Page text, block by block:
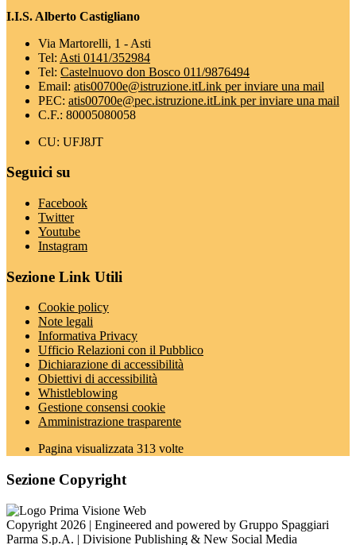
I.I.S. Alberto Castigliano
Via Martorelli, 1 - Asti
Tel: Asti 0141/352984
Tel: Castelnuovo don Bosco 011/9876494
Email: atis00700e@istruzione.itLink per inviare una mail
PEC: atis00700e@pec.istruzione.itLink per inviare una mail
C.F.: 80005080058
CU: UFJ8JT
Seguici su
Facebook
Twitter
Youtube
Instagram
Sezione Link Utili
Cookie policy
Note legali
Informativa Privacy
Ufficio Relazioni con il Pubblico
Dichiarazione di accessibilità
Obiettivi di accessibilità
Whistleblowing
Gestione consensi cookie
Amministrazione trasparente
Pagina visualizzata 313 volte
Sezione Copyright
Copyright 2026 | Engineered and powered by Gruppo Spaggiari
Parma S.p.A. | Divisione Publishing & New Social Media